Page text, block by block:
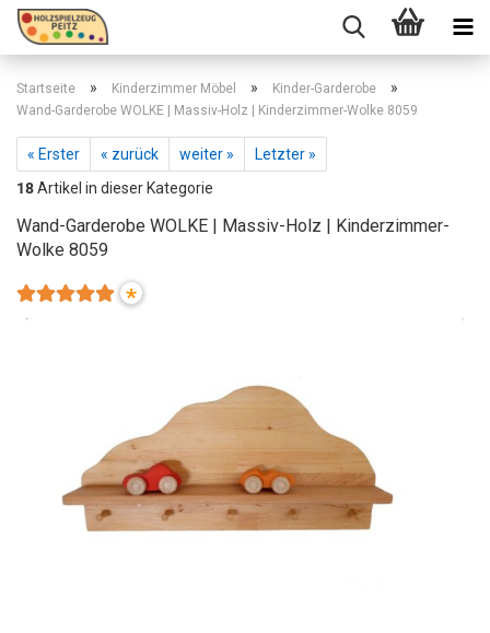
Startseite » Kinderzimmer Möbel » Kinder-Garderobe »
Wand-Garderobe WOLKE | Massiv-Holz | Kinderzimmer-Wolke 8059
« Erster « zurück weiter »
Letzter »
18Artikel in dieser Kategorie
Wand-Garderobe WOLKE | Massiv-Holz | Kinderzimmer-
Wolke 8059
*